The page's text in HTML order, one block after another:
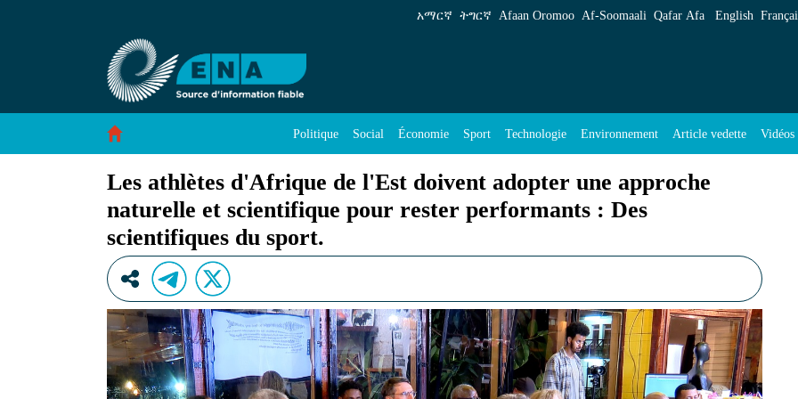
Les athlètes d&#39;Afrique de l&#39;Est doivent adopter une approche naturelle et
አማርኛ ትግርኛ Afaan Oromoo Af‑Soomaali Qafar Afa English
Politique Social Économie Sport Technologie Environnement Article vedette Vidéos
Les athlètes d'Afrique de l'Est doivent adopter une approche
naturelle et scientifique pour rester performants : Des
scientifiques du sport.